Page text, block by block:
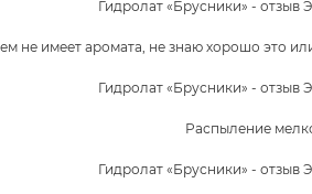
не имеет аромата, не знаю хорошо это
Распыление